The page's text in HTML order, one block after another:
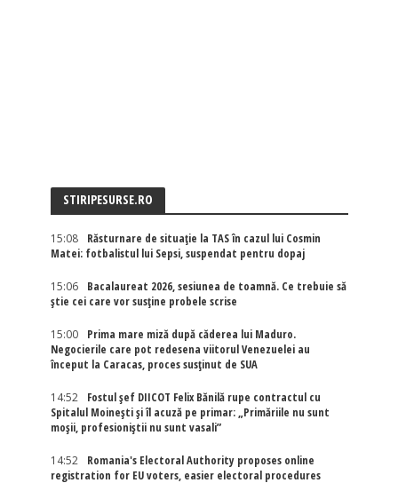
STIRIPESURSE.RO
15:08
Răsturnare de situație la TAS în cazul lui Cosmin
Matei: fotbalistul lui Sepsi, suspendat pentru dopaj
15:06
Bacalaureat 2026, sesiunea de toamnă. Ce trebuie să
știe cei care vor susține probele scrise
15:00
Prima mare miză după căderea lui Maduro.
Negocierile care pot redesena viitorul Venezuelei au
început la Caracas, proces susținut de SUA
14:52
Fostul șef DIICOT Felix Bănilă rupe contractul cu
Spitalul Moinești și îl acuză pe primar: „Primăriile nu sunt
moșii, profesioniștii nu sunt vasali”
14:52
Romania's Electoral Authority proposes online
registration for EU voters, easier electoral procedures